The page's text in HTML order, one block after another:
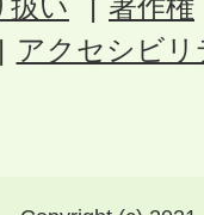
扱い
著作権
アクセシビ